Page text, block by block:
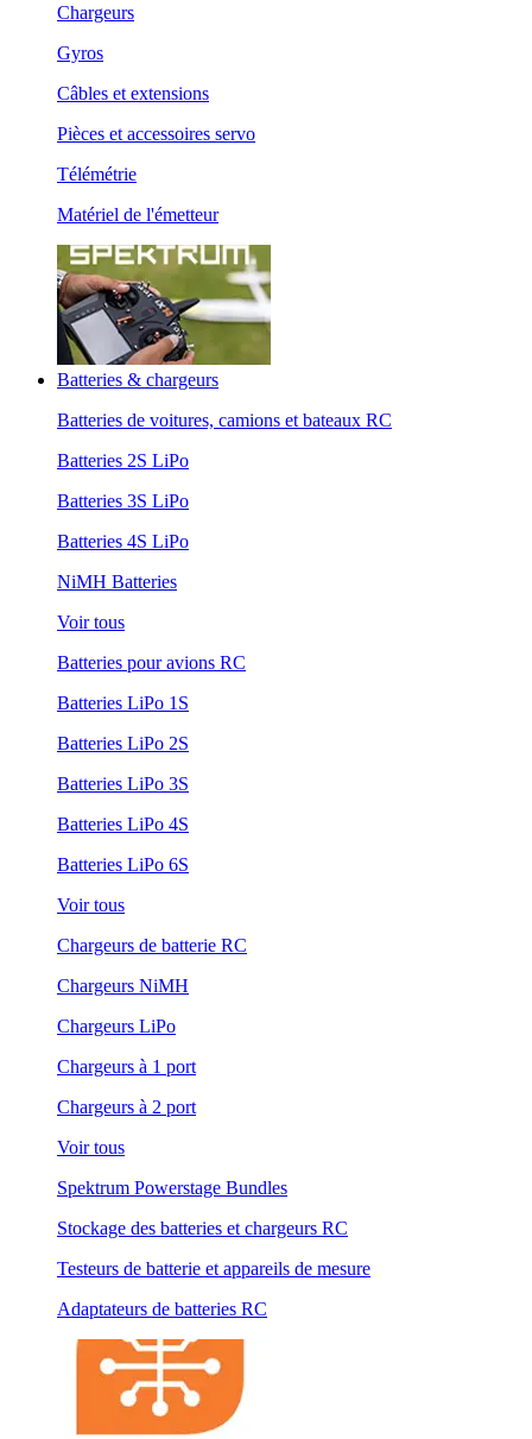
Chargeurs
Gyros
Câbles et extensions
Pièces et accessoires servo
Télémétrie
Matériel de l'émetteur
Batteries & chargeurs
Batteries de voitures, camions et bateaux RC
Batteries 2S LiPo
Batteries 3S LiPo
Batteries 4S LiPo
NiMH Batteries
Voir tous
Batteries pour avions RC
Batteries LiPo 1S
Batteries LiPo 2S
Batteries LiPo 3S
Batteries LiPo 4S
Batteries LiPo 6S
Voir tous
Chargeurs de batterie RC
Chargeurs NiMH
Chargeurs LiPo
Chargeurs à 1 port
Chargeurs à 2 port
Voir tous
Spektrum Powerstage Bundles
Stockage des batteries et chargeurs RC
Testeurs de batterie et appareils de mesure
Adaptateurs de batteries RC